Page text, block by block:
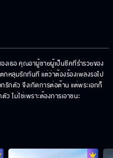
งเธอ คุณอาผู้ชายผู้เป็นชีคที่ร่ำรวยของ
กหลุมรักทันที แต่ว่าต้องร้องเพลงรอไป
รักตัว จึงเกิดการต่อต้าน แต่พระเอกก็
ไม่ใช่เพราะต้องการเอาชนะ